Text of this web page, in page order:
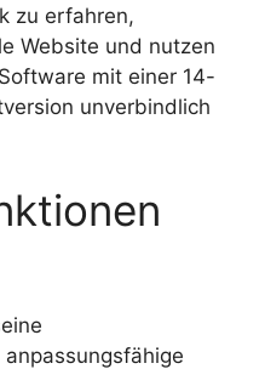
zu erfahren,
Website und nutzen
mit einer 14-
unverbindlich